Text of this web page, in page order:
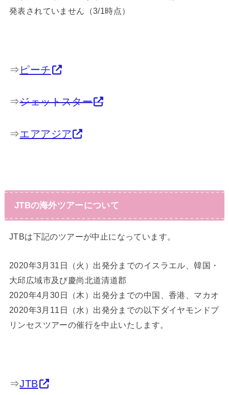
発表されていません（3/1時点）
⇒ ピーチ
⇒ジェットスター
⇒エアアジア
JTBの海外ツアーについて
JTBは下記のツアーが中止になっています。
2020年3月31日（火）出発分までのイスラエル、韓国・
大邱広域市及び慶尚北道清道郡
2020年4月30日（木）出発分までの中国、香港、マカオ
2020年3月11日（水）出発分までの以下ダイヤモンドプ
リンセスツアーの催行を中止いたします。
⇒JTB